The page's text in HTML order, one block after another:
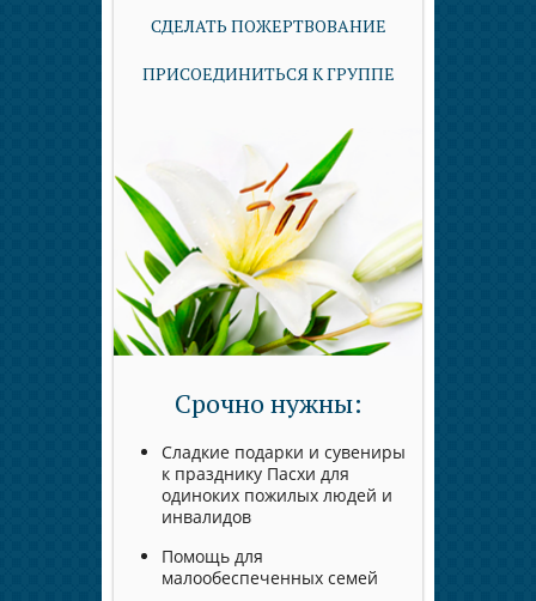
СДЕЛАТЬ ПОЖЕРТВОВАНИЕ
ПРИСОЕДИНИТЬСЯ К ГРУППЕ
Срочно нужны:
Сладкие подарки и сувениры
к празднику Пасхи для
одиноких пожилых людей и
инвалидов
Помощь для
малообеспеченных семей